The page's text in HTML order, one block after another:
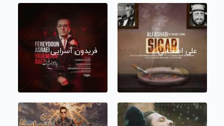
علی اصحابی فریدون آسرایی